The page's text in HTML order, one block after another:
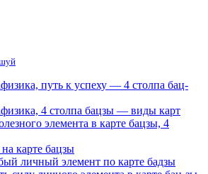
путь к успеху — 4 столпа бац-
4 столпа бацзы — виды карт
элемента в карте бацзы, 4
карте бацзы
личный элемент по карте бадзы